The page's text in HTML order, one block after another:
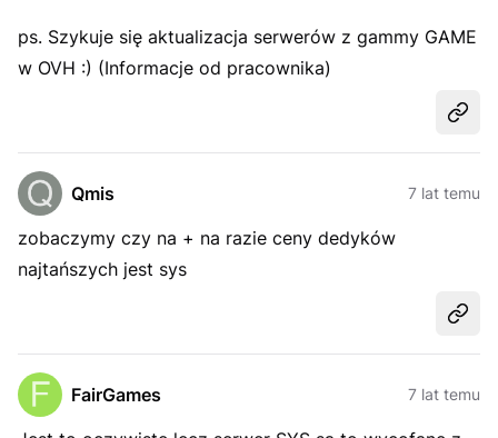
ps. Szykuje się aktualizacja serwerów z gammy GAME
w OVH :) (Informacje od pracownika)
Qmis 7 lat temu
zobaczymy czy na + na razie ceny dedyków
najtańszych jest sys
FairGames 7 lat temu